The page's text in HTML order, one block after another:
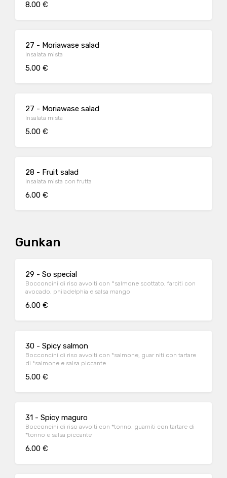
8.00 €
27 - Moriawase salad
Insalata mista
5.00 €
27 - Moriawase salad
Insalata mista
5.00 €
28 - Fruit salad
Insalata mista con frutta
6.00 €
Gunkan
29 - So special
Bocconcini di riso avvolti con °salmone scottato, farciti con
avocado, philadelphia e salsa mango
6.00 €
30 - Spicy salmon
Bocconcini di riso avvolti con *salmone, guar niti con tartare
di *salmone e salsa piccante
5.00 €
31 - Spicy maguro
Bocconcini di riso avvolti con *tonno, guarniti con tartare di
*tonno e salsa piccante
6.00 €